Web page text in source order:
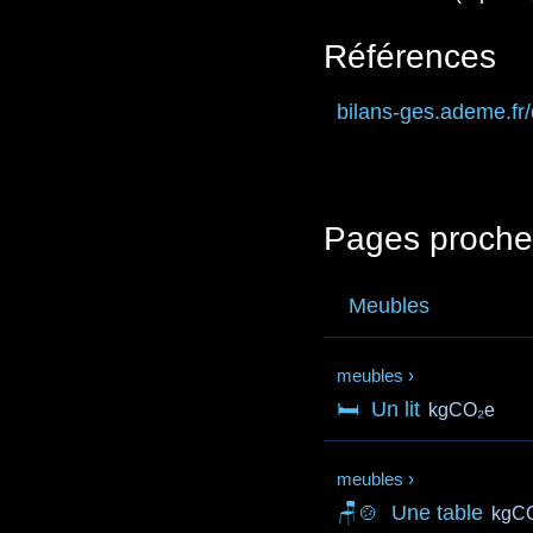
Références
bilans-ges.ademe.fr
Pages
Meubles
meubles ›
🛏️ Un lit kgCO₂e
meubles ›
🪑🍲 Une table